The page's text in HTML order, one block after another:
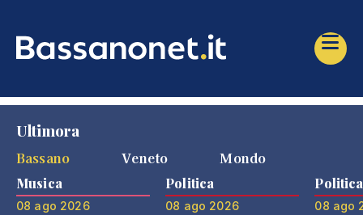
Ultimora
Bassano
Veneto Mondo
Musica
08 ago 2026
Politica
08 ago 2026
Politica
08 ago